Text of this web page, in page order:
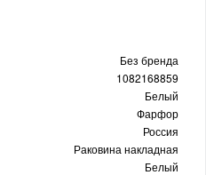
Без бренда
1082168859
Белый
Фарфор
Россия
Раковина накладная
Белый